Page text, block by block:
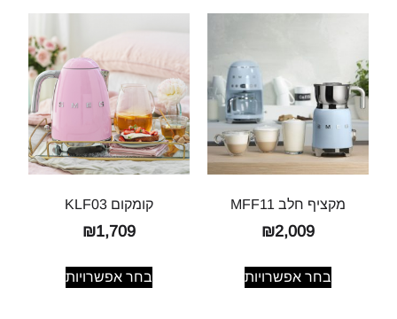
מקציף חלב MFF11
₪2,009
בחר אפשרויות
קומקום KLF03
₪1,709
בחר אפשרויות